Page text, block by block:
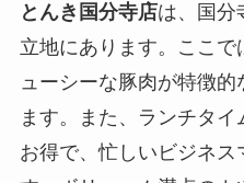
とんき国分寺店は、国分
立地にあります。ここ
ューシーな豚肉が特徴
ます。また、ランチタ
お得で、忙しいビジネス